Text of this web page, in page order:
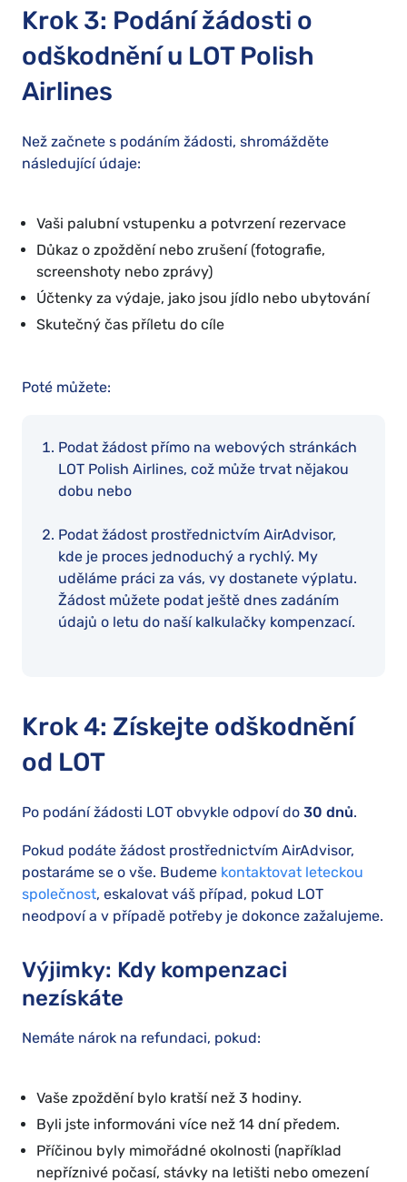
Krok 3: Podání žádosti o
odškodnění u LOT Polish
Airlines
Než začnete s podáním žádosti, shromážděte
následující údaje:
Vaši palubní vstupenku a potvrzení rezervace
Důkaz o zpoždění nebo zrušení (fotografie,
screenshoty nebo zprávy)
Účtenky za výdaje, jako jsou jídlo nebo ubytování
Skutečný čas příletu do cíle
Poté můžete:
Podat žádost přímo na webových stránkách
LOT Polish Airlines, což může trvat nějakou
dobu nebo
Podat žádost prostřednictvím AirAdvisor,
kde je proces jednoduchý a rychlý. My
uděláme práci za vás, vy dostanete výplatu.
Žádost můžete podat ještě dnes zadáním
údajů o letu do naší kalkulačky kompenzací.
Krok 4: Získejte odškodnění
od LOT
Po podání žádosti LOT obvykle odpoví do 30 dnů.
Pokud podáte žádost prostřednictvím AirAdvisor,
postaráme se o vše. Budeme kontaktovat leteckou
společnost, eskalovat váš případ, pokud LOT
neodpoví a v případě potřeby je dokonce zažalujeme.
Výjimky: Kdy kompenzaci
nezískáte
Nemáte nárok na refundaci, pokud:
Vaše zpoždění bylo kratší než 3 hodiny.
Byli jste informováni více než 14 dní předem.
Příčinou byly mimořádné okolnosti (například
nepříznivé počasí, stávky na letišti nebo omezení